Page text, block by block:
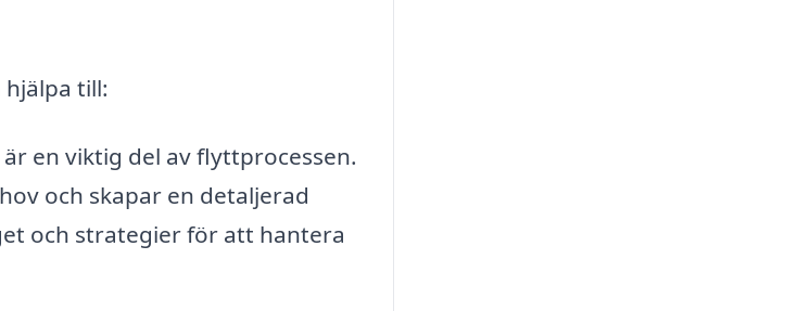
till:
en viktig del av flyttprocessen.
och skapar en detaljerad
och strategier för att hantera